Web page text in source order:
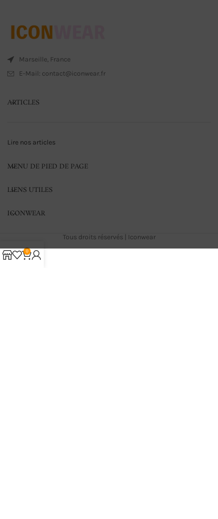
Marseille, France
E-Mail: contact@iconwear.fr
ARTICLES
Lire nos articles
MENU DE PIED DE PAGE
LIENS UTILES
ICONWEAR
Tous droits réservés | Iconwear
0